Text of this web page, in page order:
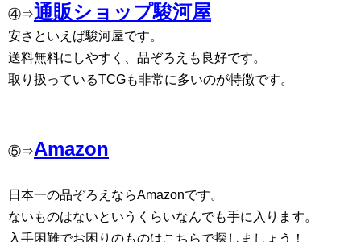
④⇒通販ショップ駿河屋
安さといえば駿河屋です。
送料無料にしやすく、品ぞろえも良好です。
取り扱っているTCGも非常に多いのが特徴です。
⑤⇒Amazon
日本一の品ぞろえならAmazonです。
ないものはないというくらいなんでも手に入ります。
入手困難でお困りのものはこちらで探しましょう！